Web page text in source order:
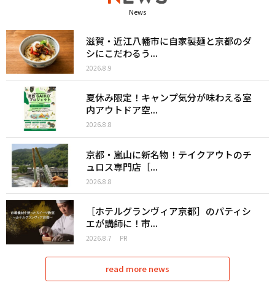
News
滋賀・近江八幡市に自家製麺と京都のダ
シにこだわるう...
2026.8.9
夏休み限定！キャンプ気分が味わえる室
内アウトドア空...
2026.8.8
京都・嵐山に新名物！テイクアウトのチ
ュロス専門店［...
2026.8.8
［ホテルグランヴィア京都］のパティシ
エが講師に！市...
2026.8.7 PR
read more news